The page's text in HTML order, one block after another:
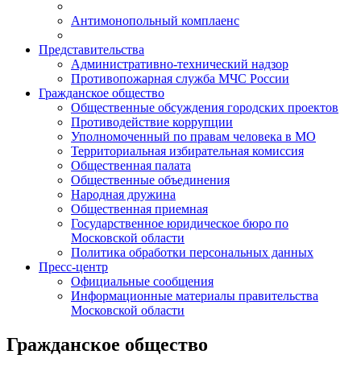
Антимонопольный комплаенс
Представительства
Административно-технический надзор
Противопожарная служба МЧС России
Гражданское общество
Общественные обсуждения городских проектов
Противодействие коррупции
Уполномоченный по правам человека в МО
Территориальная избирательная комиссия
Общественная палата
Общественные объединения
Народная дружина
Общественная приемная
Государственное юридическое бюро по
Московской области
Политика обработки персональных данных
Пресс-центр
Официальные сообщения
Информационные материалы правительства
Московской области
Гражданское общество